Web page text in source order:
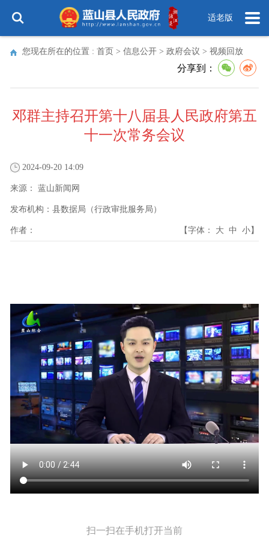
适老版
您现在所在的位置 : 首页 > 信息公开 > 政府会议 > 视频回放
分享到：
邓群主持召开第十八届县人民政府第五
十一次常务会议
2024-09-20 14:09
来源： 蓝山新闻网
发布机构： 县数据局（行政审批服务局）
作者： 【字体： 大 中 小】
扫一扫在手机打开当前